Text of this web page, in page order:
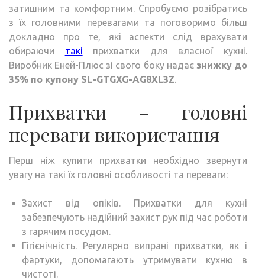
затишним та комфортним. Спробуємо розібратись
з їх головними перевагами та поговоримо більш
докладно про те, які аспекти слід врахувати
обираючи такі прихватки для власної кухні.
Виробник Еней-Плюс зі свого боку надає знижку до
35% по купону SL-GTGXG-AG8XL3Z.
Прихватки – головні
переваги використання
Перш ніж купити прихватки необхідно звернути
увагу на такі їх головні особливості та переваги:
Захист від опіків. Прихватки для кухні
забезпечують надійний захист рук під час роботи
з гарячим посудом.
Гігієнічність. Регулярно випрані прихватки, як і
фартуки, допомагають утримувати кухню в
чистоті.